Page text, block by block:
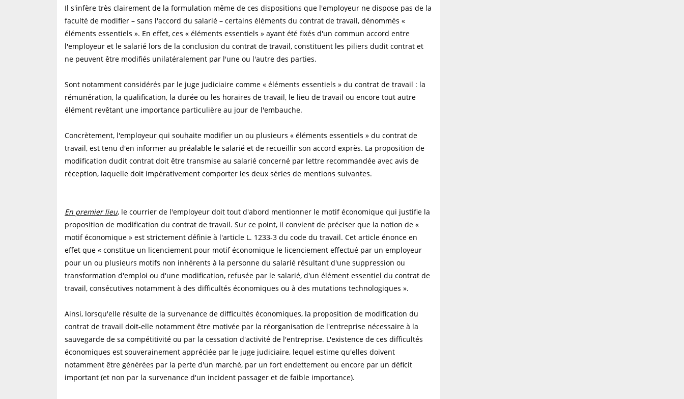
Il s'infère très clairement de la formulation même de ces dispositions que l'employeur ne dispose pas de la
faculté de modifier – sans l'accord du salarié – certains éléments du contrat de travail, dénommés «
éléments essentiels ». En effet, ces « éléments essentiels » ayant été fixés d'un commun accord entre
l'employeur et le salarié lors de la conclusion du contrat de travail, constituent les piliers dudit contrat et
ne peuvent être modifiés unilatéralement par l'une ou l'autre des parties.
Sont notamment considérés par le juge judiciaire comme « éléments essentiels » du contrat de travail : la
rémunération, la qualification, la durée ou les horaires de travail, le lieu de travail ou encore tout autre
élément revêtant une importance particulière au jour de l'embauche.
Concrètement, l'employeur qui souhaite modifier un ou plusieurs « éléments essentiels » du contrat de
travail, est tenu d'en informer au préalable le salarié et de recueillir son accord exprès. La proposition de
modification dudit contrat doit être transmise au salarié concerné par lettre recommandée avec avis de
réception, laquelle doit impérativement comporter les deux séries de mentions suivantes.
En premier lieu, le courrier de l'employeur doit tout d'abord mentionner le motif économique qui justifie la
proposition de modification du contrat de travail. Sur ce point, il convient de préciser que la notion de «
motif économique » est strictement définie à l'article L. 1233-3 du code du travail. Cet article énonce en
effet que « constitue un licenciement pour motif économique le licenciement effectué par un employeur
pour un ou plusieurs motifs non inhérents à la personne du salarié résultant d'une suppression ou
transformation d'emploi ou d'une modification, refusée par le salarié, d'un élément essentiel du contrat de
travail, consécutives notamment à des difficultés économiques ou à des mutations technologiques ».
Ainsi, lorsqu'elle résulte de la survenance de difficultés économiques, la proposition de modification du
contrat de travail doit-elle notamment être motivée par la réorganisation de l'entreprise nécessaire à la
sauvegarde de sa compétitivité ou par la cessation d'activité de l'entreprise. L'existence de ces difficultés
économiques est souverainement appréciée par le juge judiciaire, lequel estime qu'elles doivent
notamment être générées par la perte d'un marché, par un fort endettement ou encore par un déficit
important (et non par la survenance d'un incident passager et de faible importance).